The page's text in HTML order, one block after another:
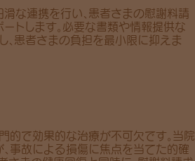
な連携を行い、患者さまの慰謝料請
トします。必要な書類や情報提供な
、患者さまの負担を最小限に抑えま
的で効果的な治療が不可欠です。当院
事故による損傷に焦点を当てた的確